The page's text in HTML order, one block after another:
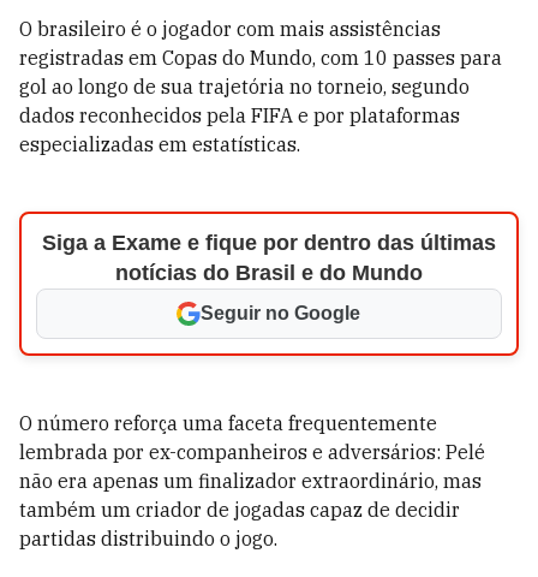
O brasileiro é o jogador com mais assistências
registradas em Copas do Mundo, com 10 passes para
gol ao longo de sua trajetória no torneio, segundo
dados reconhecidos pela FIFA e por plataformas
especializadas em estatísticas.
Siga a Exame e fique por dentro das últimas
notícias do Brasil e do Mundo
Seguir no Google
O número reforça uma faceta frequentemente
lembrada por ex-companheiros e adversários: Pelé
não era apenas um finalizador extraordinário, mas
também um criador de jogadas capaz de decidir
partidas distribuindo o jogo.